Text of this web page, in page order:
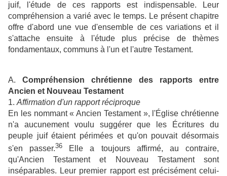
juif, l'étude de ces rapports est indispensable. Leur
compréhension a varié avec le temps. Le présent chapitre
offre d'abord une vue d'ensemble de ces variations et il
s'attache ensuite à l'étude plus précise de thèmes
fondamentaux, communs à l'un et l'autre Testament.
A. Compréhension chrétienne des rapports entre
Ancien et Nouveau Testament
1. Affirmation d'un rapport réciproque
En les nommant « Ancien Testament », l'Église chrétienne
n'a aucunement voulu suggérer que les Écritures du
peuple juif étaient périmées et qu'on pouvait désormais
s'en passer.36 Elle a toujours affirmé, au contraire,
qu'Ancien Testament et Nouveau Testament sont
inséparables. Leur premier rapport est précisément celui-